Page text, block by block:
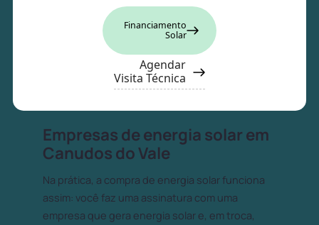
Financiamento
Solar
Agendar
Visita Técnica
Empresas de energia solar em
Canudos do Vale
Na prática, a compra de energia solar funciona
assim: você faz uma assinatura com uma
empresa que gera energia solar e, em troca,